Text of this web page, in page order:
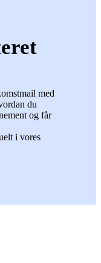
med
du
og får
i vores